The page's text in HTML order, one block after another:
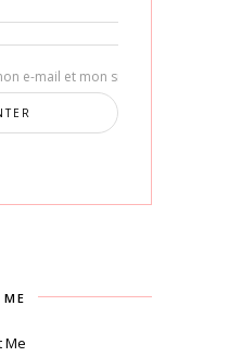
e-mail et mon site dans le